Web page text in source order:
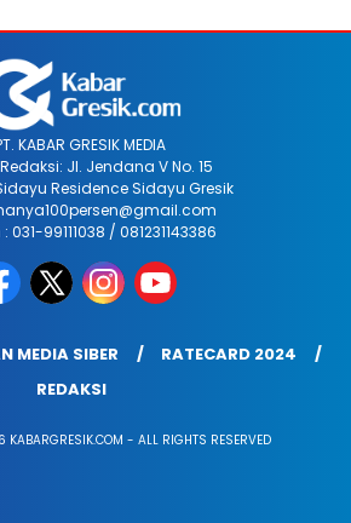
KABAR GRESIK MEDIA
Jl. Jendana V No. 15
Residence Sidayu Gresik
031-99111038 / 081231143386
MEDIA SIBER
RATECARD 2024
REDAKSI
- ALL RIGHTS RESERVED